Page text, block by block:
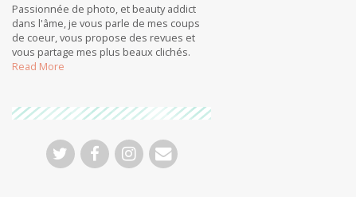
Passionnée de photo, et beauty addict
dans l'âme, je vous parle de mes coups
de coeur, vous propose des revues et
vous partage mes plus beaux clichés.
Read More